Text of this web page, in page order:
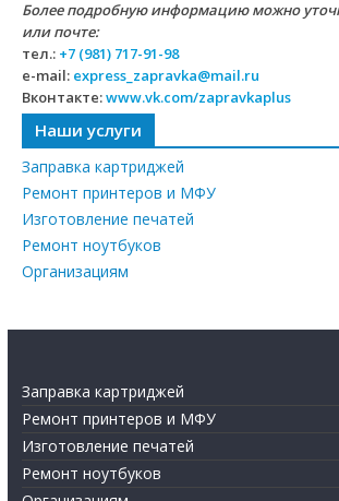
Более подробную информацию можно
или почте:
тел.: +7 (981) 717-91-98
e-mail: express_zapravka@mail.ru
Вконтакте:www.vk.com/zapravkaplus
Наши услуги
Заправка картриджей
Ремонт принтеров и МФУ
Изготовление печатей
Ремонт ноутбуков
Организациям
Заправка картриджей
Ремонт принтеров и МФУ
Изготовление печатей
Ремонт ноутбуков